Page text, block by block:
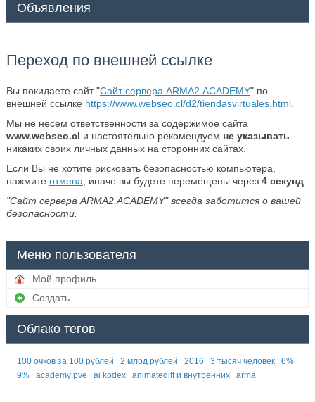
Объявления
Переход по внешней ссылке
Вы покидаете сайт "Сайт сервера ARMA2.ACADEMY" по
внешней ссылке https://www.webseo.cl/d2/tiendasvirtuales.html.
Мы не несем ответственности за содержимое сайта
www.webseo.cl и настоятельно рекомендуем не указывать
никаких своих личных данных на сторонних сайтах.
Если Вы не хотите рисковать безопасностью компьютера,
нажмите отмена , иначе вы будете перемещены через 4секунд
"Сайт сервера ARMA2.ACADEMY" всегда заботится о вашей
безопасности.
Меню пользователя
Мой профиль
Создать
Облако тегов
100 очков за 100 рублей 2 млрд рублей 2016 3 тысяч человек
6%
9%
academy pve ai kodex animatediff и внутренних arma